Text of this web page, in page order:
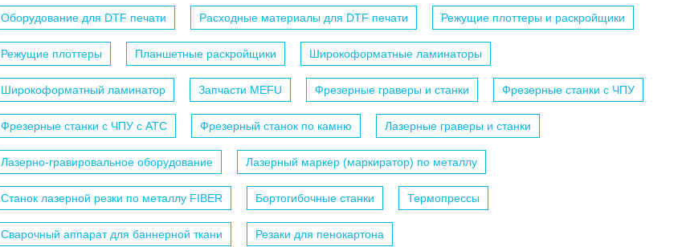
Оборудование для DTF печати Расходные материалы для DTF печати Режущие плоттеры и раскройщики
Режущие плоттеры Планшетные раскройщики Широкоформатные ламинаторы
Широкоформатный ламинатор Запчасти MEFU Фрезерные граверы и станки Фрезерные станки с ЧПУ
Фрезерные станки с ЧПУ c АТС Фрезерный станок по камню Лазерные граверы и станки
Лазерно-гравировальное оборудование Лазерный маркер (маркиратор) по металлу
Станок лазерной резки по металлу FIBER Бортогибочные станки Термопрессы
Сварочный аппарат для баннерной ткани Резаки для пенокартона